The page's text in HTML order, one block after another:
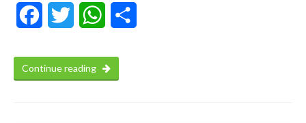
FacebookTwitter WhatsApp
Continue reading